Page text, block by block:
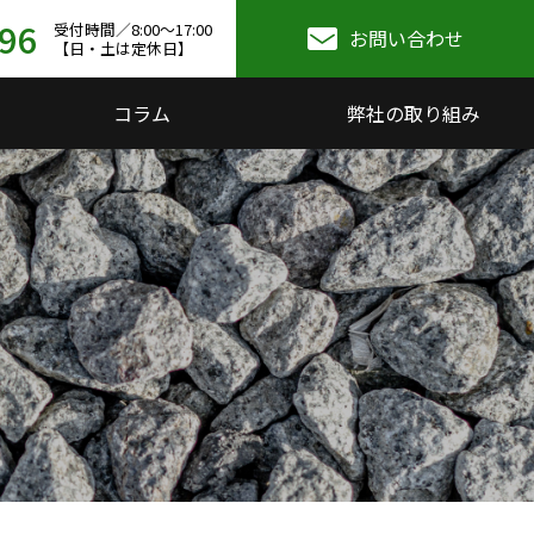
受付時間／8:00～17:00
【日・土は定休日】
お問い合わせ
コラム 弊社の取り組み